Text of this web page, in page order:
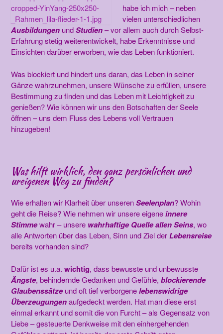
habe ich mich – neben
vielen unterschiedlichen
Ausbildungen undStudien– vor allem auch durch Selbst-
Erfahrung stetig weiterentwickelt, habe Erkenntnisse und
Einsichten darüber erworben, wie das Leben funktioniert.
Was blockiert und hindert uns daran, das Leben in seiner
Gänze wahrzunehmen, unsere Wünsche zu erfüllen, unsere
Bestimmung zu finden und das Leben mit Leichtigkeit zu
genießen? Wie können wir uns den Botschaften der Seele
öffnen – uns dem Fluss des Lebens voll Vertrauen
hinzugeben!
Was hilft wirklich, den ganz persönlichen und
ureigenen Weg zu finden?
Wie erhalten wir Klarheit über unserenSeelenplan? Wohin
geht die Reise? Wie nehmen wir unsere eigeneinnere
Stimmewahr – unsere wahrhaftige Quelle allen Seins, wo
alle Antworten über das Leben, Sinn und Ziel derLebensreise
bereits vorhanden sind?
Dafür ist es u.a. wichtig, dass bewusste und unbewusste
Ängste, behindernde Gedanken und Gefühle, blockierende
Glaubenssätzeund oft tief verborgenelebenswidrige
Überzeugungenaufgedeckt werden. Hat man diese erst
einmal erkannt und somit die von Furcht – als Gegensatz von
Liebe – gesteuerte Denkweise mit den einhergehenden